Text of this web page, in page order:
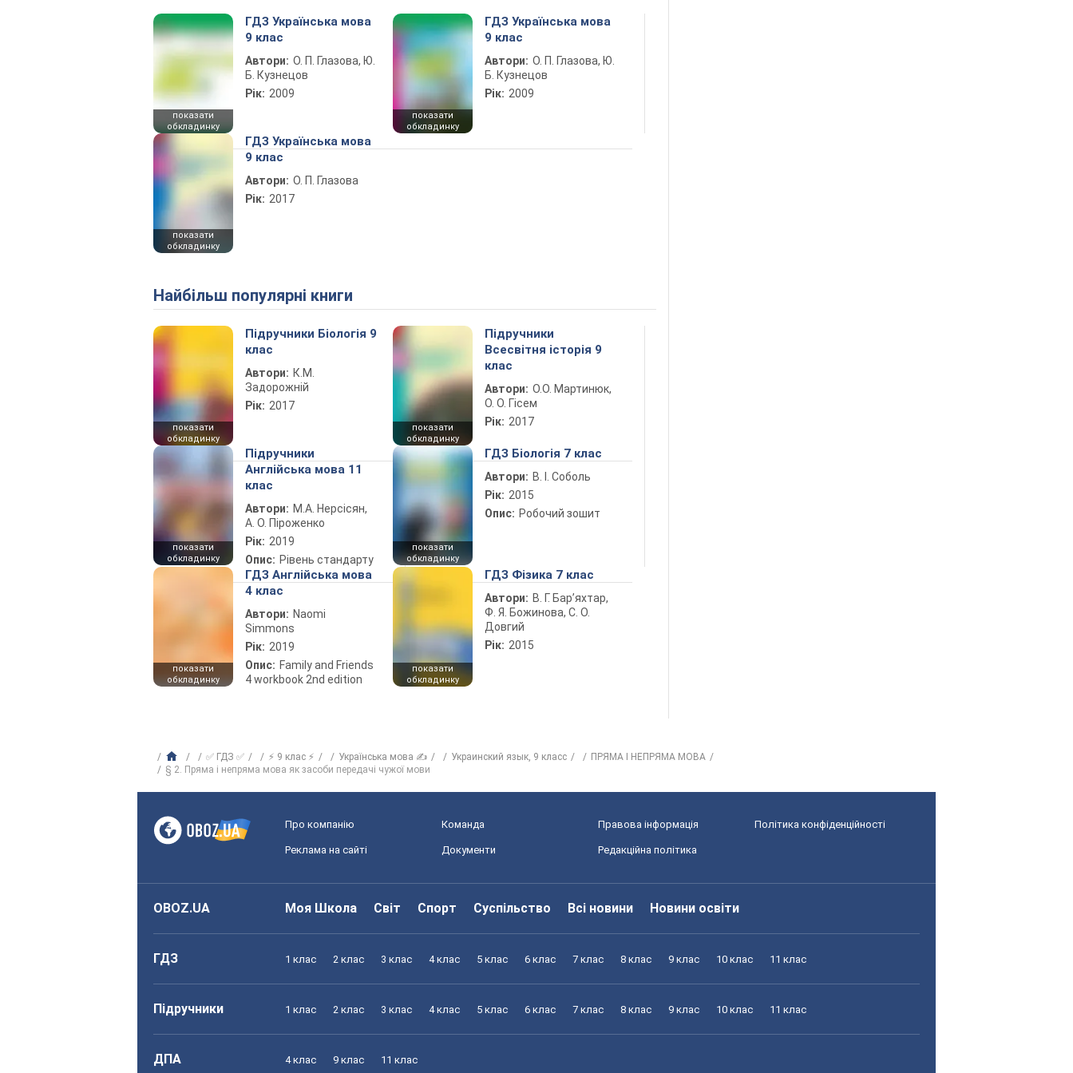
показати
обкладинку
ГДЗ Українська мова
9 клас
Автори: О. П. Глазова, Ю.
Б. Кузнецов
Рік: 2009
показати
обкладинку
ГДЗ Українська мова
9 клас
Автори: О. П. Глазова, Ю.
Б. Кузнецов
Рік: 2009
показати
обкладинку
ГДЗ Українська мова
9 клас
Автори: О. П. Глазова
Рік: 2017
Найбільш популярні книги
показати
обкладинку
Підручники Біологія 9
клас
Автори: К.М.
Задорожній
Рік: 2017
показати
обкладинку
Підручники
Всесвітня історія 9
клас
Автори: О.О. Мартинюк,
О. О. Гісем
Рік: 2017
показати
обкладинку
Підручники
Англійська мова 11
клас
Автори: М.А. Нерсісян,
А. О. Піроженко
Рік: 2019
Опис: Рівень стандарту
показати
обкладинку
ГДЗ Біологія 7 клас
Автори: В. І. Соболь
Рік: 2015
Опис: Робочий зошит
показати
обкладинку
ГДЗ Англійська мова
4 клас
Автори: Naomi
Simmons
Рік: 2019
Опис: Family and Friends
4 workbook 2nd edition
показати
обкладинку
ГДЗ Фізика 7 клас
Автори: В. Г. Бар’яхтар,
Ф. Я. Божинова, С. О.
Довгий
Рік: 2015
✅ ГДЗ ✅ ⚡ 9 клас ⚡ Українська мова ✍ Украинский язык, 9 класс
ПРЯМА І НЕПРЯМА МОВА
§ 2. Пряма і непряма мова як засоби передачі чужої мови
Про компанію Команда Правова інформація Політика конфіденційності
Реклама на сайті Документи Редакційна політика
OBOZ.UA Моя Школа Світ Спорт Суспільство Всі новини Новини освіти
ГДЗ 1 клас 2 клас 3 клас 4 клас 5 клас 6 клас 7 клас 8 клас 9 клас 10 клас 11 клас
Підручники 1 клас 2 клас 3 клас 4 клас 5 клас 6 клас 7 клас 8 клас 9 клас 10 клас 11 клас
ДПА 4 клас 9 клас 11 клас